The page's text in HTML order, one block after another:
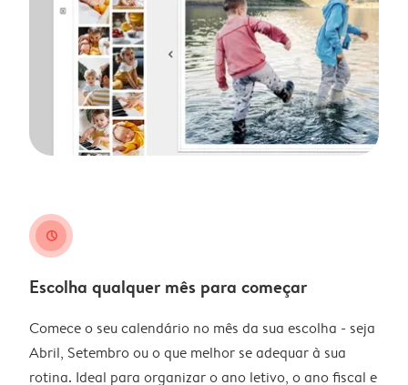
clock
Escolha qualquer mês para começar
Comece o seu calendário no mês da sua escolha - seja
Abril, Setembro ou o que melhor se adequar à sua
rotina. Ideal para organizar o ano letivo, o ano fiscal e